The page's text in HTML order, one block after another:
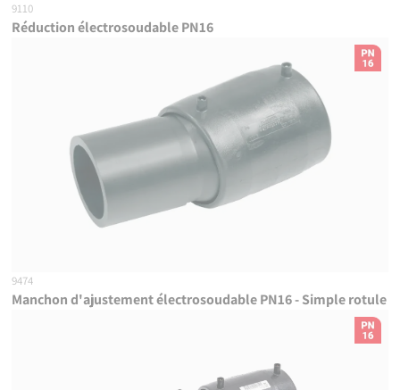
9110
Réduction électrosoudable PN16
9474
Manchon d'ajustement électrosoudable PN16 - Simple rotule